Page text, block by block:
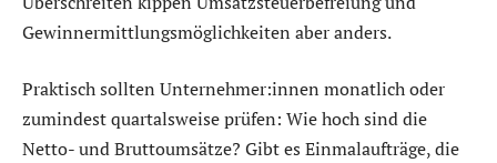
Gewinnermittlungsmöglichkeiten aber anders.
Praktisch sollten Unternehmer:innen monatlich oder
zumindest quartalsweise prüfen: Wie hoch sind die
Netto- und Bruttoumsätze? Gibt es Einmalaufträge, die